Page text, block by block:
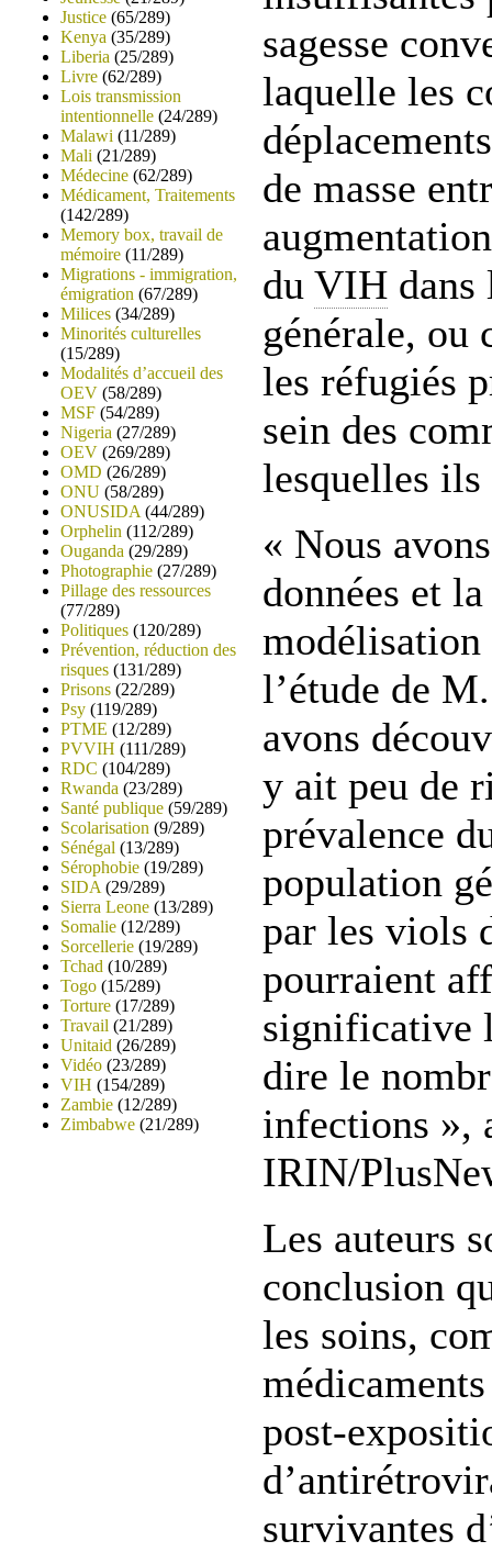
Justice (65/289)
Kenya (35/289)
Liberia (25/289)
Livre (62/289)
Lois transmission
intentionnelle (24/289)
Malawi (11/289)
Mali (21/289)
Médecine (62/289)
Médicament, Traitements
(142/289)
Memory box, travail de
mémoire (11/289)
Migrations - immigration,
émigration (67/289)
Milices (34/289)
Minorités culturelles
(15/289)
Modalités d’accueil des
OEV (58/289)
MSF (54/289)
Nigeria (27/289)
OEV (269/289)
OMD (26/289)
ONU (58/289)
ONUSIDA (44/289)
Orphelin (112/289)
Ouganda (29/289)
Photographie (27/289)
Pillage des ressources
(77/289)
Politiques (120/289)
Prévention, réduction des
risques (131/289)
Prisons (22/289)
Psy (119/289)
PTME (12/289)
PVVIH (111/289)
RDC (104/289)
Rwanda (23/289)
Santé publique (59/289)
Scolarisation (9/289)
Sénégal (13/289)
Sérophobie (19/289)
SIDA (29/289)
Sierra Leone (13/289)
Somalie (12/289)
Sorcellerie (19/289)
Tchad (10/289)
Togo (15/289)
Torture (17/289)
Travail (21/289)
Unitaid (26/289)
Vidéo (23/289)
VIH (154/289)
Zambie (12/289)
Zimbabwe (21/289)
sagesse
laquelle les
de masse
du VIH
générale, ou
les réfugiés
sein des
lesquelles ils
« Nous
données et
modélisation
l’étude de
avons
y ait peu de
prévalence
population
par les viols
pourraient
significative
dire le
infections »,
IRIN/
Les auteurs
conclusion
les soins,
post-
survivantes